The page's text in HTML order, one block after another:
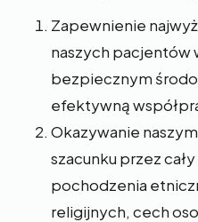
Zapewnienie
naszych pacjentów
bezpiecznym
efektywną
Okazywanie
szacunku przez
pochodzenia
religijnych, cech